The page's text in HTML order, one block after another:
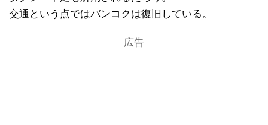
交通という点ではバンコクは復旧している。
広告